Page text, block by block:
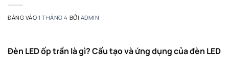
ĐĂNG VÀO 1 THÁNG 4 BỞI ADMIN
Đèn LED ốp trần là gì? Cấu tạo và ứng dụng của đèn LED